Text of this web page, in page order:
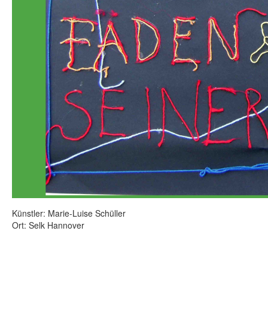
Künstler: Marie-Luise Schüller
Ort: Selk Hannover